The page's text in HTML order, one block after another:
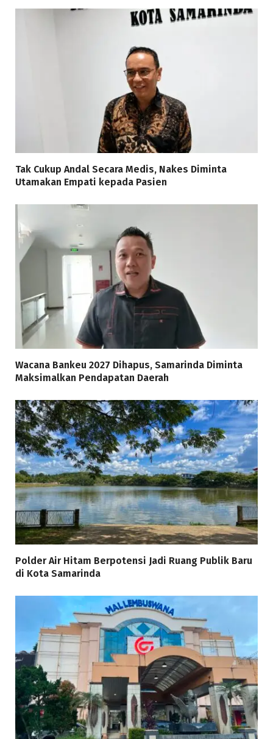
Tak Cukup Andal Secara Medis, Nakes Diminta
Utamakan Empati kepada Pasien
Wacana Bankeu 2027 Dihapus, Samarinda Diminta
Maksimalkan Pendapatan Daerah
Polder Air Hitam Berpotensi Jadi Ruang Publik Baru
di Kota Samarinda